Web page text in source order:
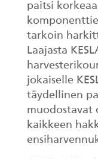
paitsi
tarkoin
Laajasta
jokaiselle
täydellinen
muodostavat
kaikkeen